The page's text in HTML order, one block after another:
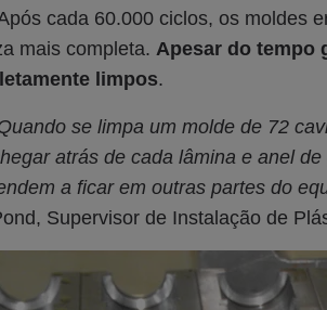
cada 60.000 ciclos, os moldes
mais completa. Apesar do tempo
limpos.
se limpa um molde de 72
atrás de cada lâmina e anel
a ficar em outras partes do
Supervisor de Instalação de